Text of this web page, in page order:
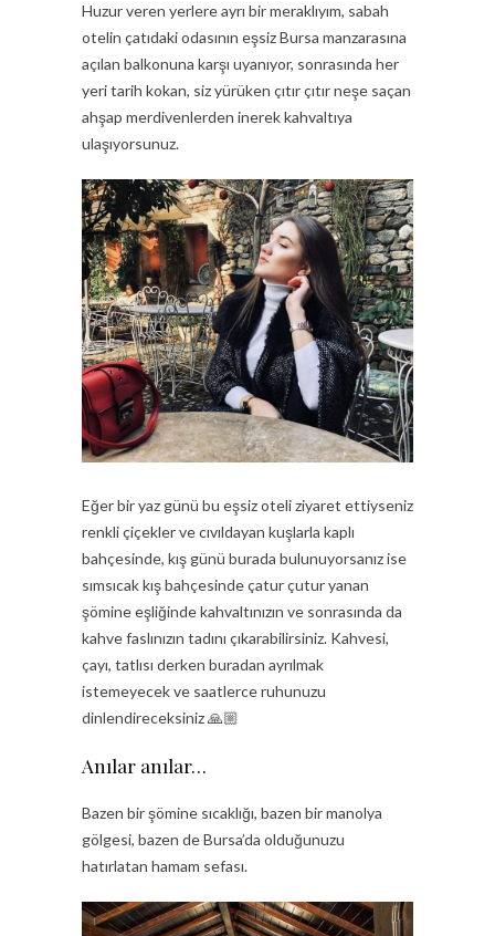
Huzur veren yerlere ayrı bir meraklıyım, sabah
otelin çatıdaki odasının eşsiz Bursa manzarasına
açılan balkonuna karşı uyanıyor, sonrasında her
yeri tarih kokan, siz yürüken çıtır çıtır neşe saçan
ahşap merdivenlerden inerek kahvaltıya
ulaşıyorsunuz.
Eğer bir yaz günü bu eşsiz oteli ziyaret ettiyseniz
renkli çiçekler ve cıvıldayan kuşlarla kaplı
bahçesinde, kış günü burada bulunuyorsanız ise
sımsıcak kış bahçesinde çatur çutur yanan
şömine eşliğinde kahvaltınızın ve sonrasında da
kahve faslınızın tadını çıkarabilirsiniz. Kahvesi,
çayı, tatlısı derken buradan ayrılmak
istemeyecek ve saatlerce ruhunuzu
dinlendireceksiniz 🙏🏼
Anılar anılar…
Bazen bir şömine sıcaklığı, bazen bir manolya
gölgesi, bazen de Bursa’da olduğunuzu
hatırlatan hamam sefası.